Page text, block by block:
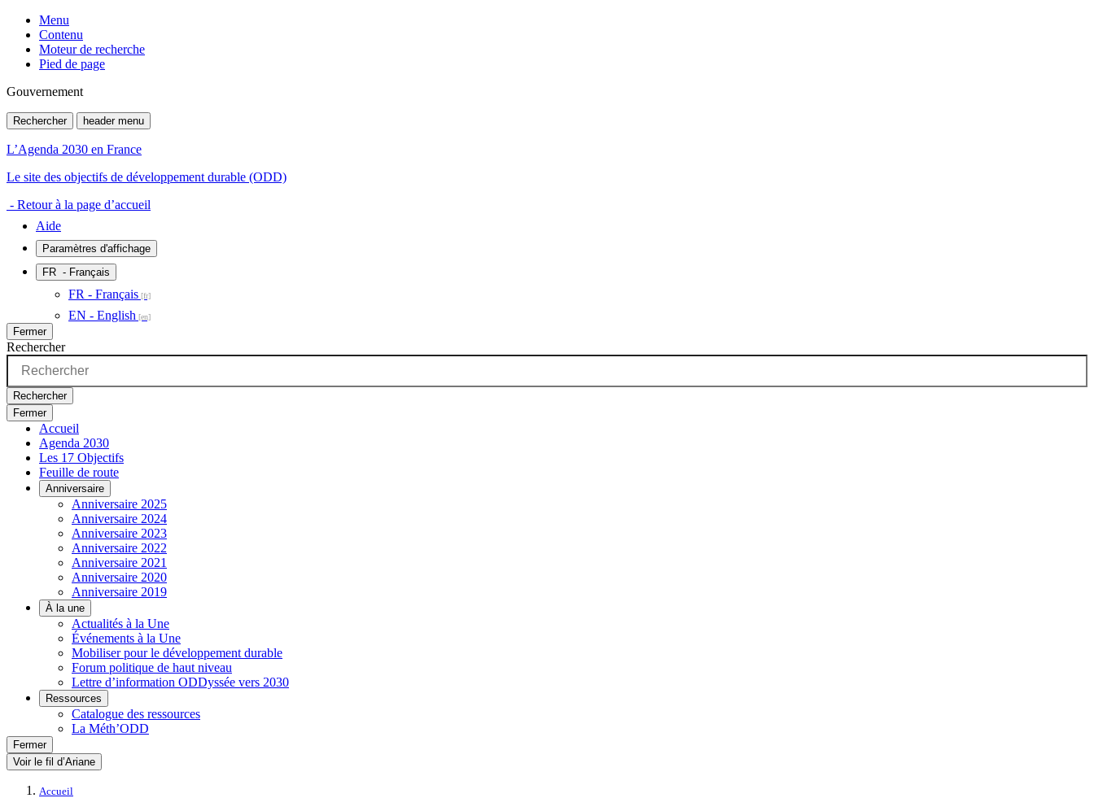
Menu
Contenu
Moteur de recherche
Pied de page
Gouvernement
Rechercher header menu
L’Agenda 2030 en France
Le site des objectifs de développement durable (ODD)
- Retour à la page d’accueil
Aide
Paramètres d'affichage
FR - Français
FR - Français
EN - English
Fermer
Rechercher
Rechercher
Fermer
Accueil
Agenda 2030
Les 17 Objectifs
Feuille de route
Anniversaire
Anniversaire 2025
Anniversaire 2024
Anniversaire 2023
Anniversaire 2022
Anniversaire 2021
Anniversaire 2020
Anniversaire 2019
À la une
Actualités à la Une
Événements à la Une
Mobiliser pour le développement durable
Forum politique de haut niveau
Lettre d’information ODDyssée vers 2030
Ressources
Catalogue des ressources
La Méth’ODD
Fermer
Voir le fil d’Ariane
Accueil